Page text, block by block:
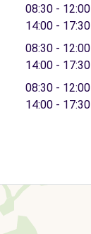
08:30 - 12:00
14:00 - 17:30
08:30 - 12:00
14:00 - 17:30
08:30 - 12:00
14:00 - 17:30